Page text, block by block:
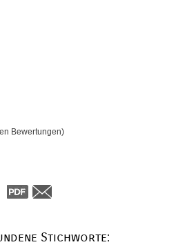
Bewertungen)
Stichworte: